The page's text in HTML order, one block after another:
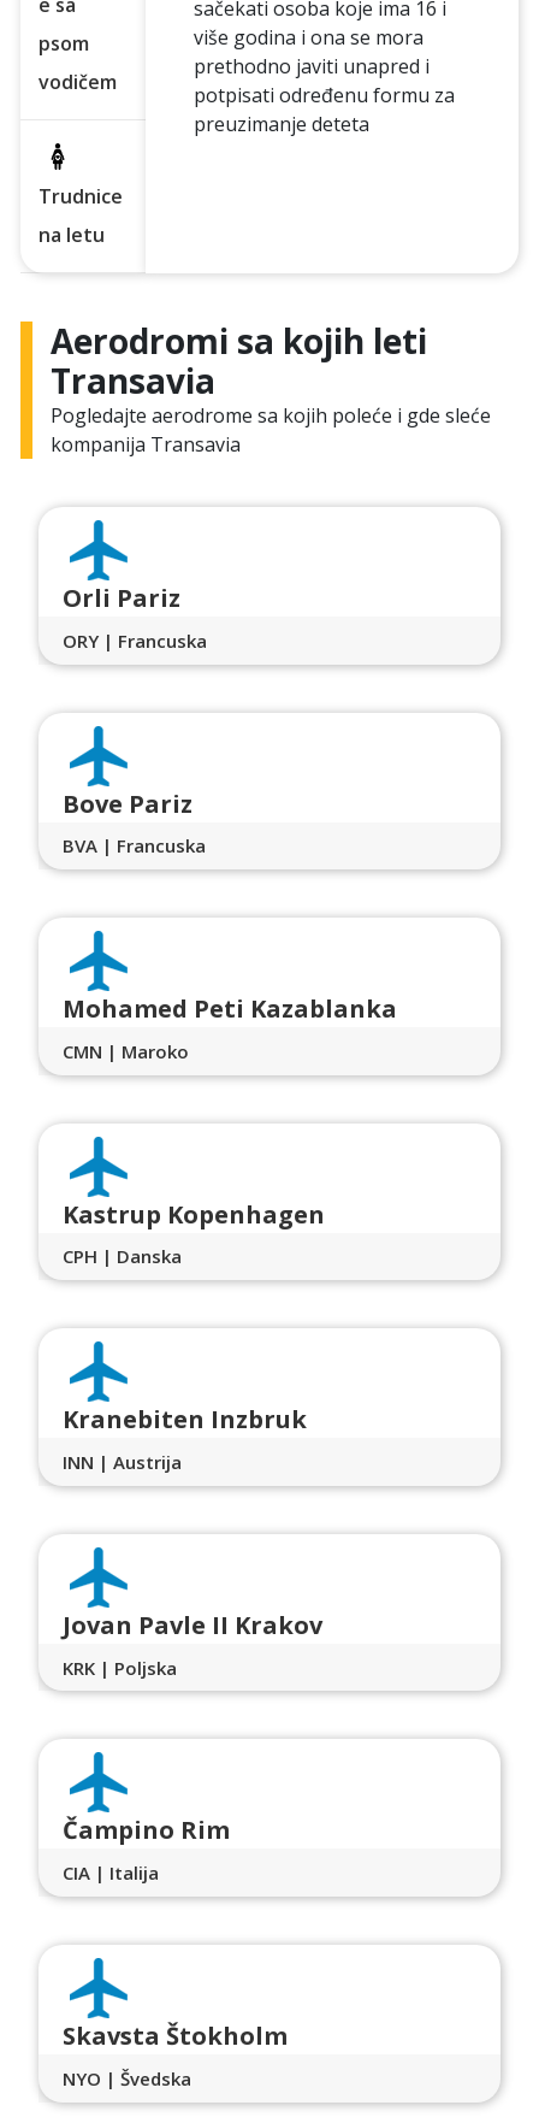
psom
vodičem
Trudnice
na letu
sačekati osoba koje ima 16 i
više godina i ona se mora
prethodno javiti unapred i
potpisati određenu formu za
preuzimanje deteta
Aerodromi sa kojih leti
Transavia
Pogledajte aerodrome sa kojih poleće i gde sleće
kompanija Transavia
Orli Pariz
ORY | Francuska
Bove Pariz
BVA | Francuska
Mohamed Peti Kazablanka
CMN | Maroko
Kastrup Kopenhagen
CPH | Danska
Kranebiten Inzbruk
INN | Austrija
Jovan Pavle II Krakov
KRK | Poljska
Čampino Rim
CIA | Italija
Skavsta Štokholm
NYO | Švedska